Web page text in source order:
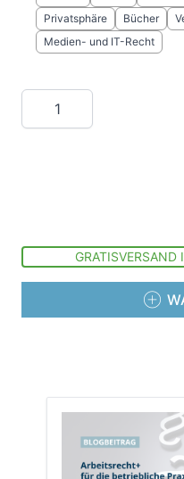
Privatsphäre
Bücher
Medien- und IT-Recht
Menge